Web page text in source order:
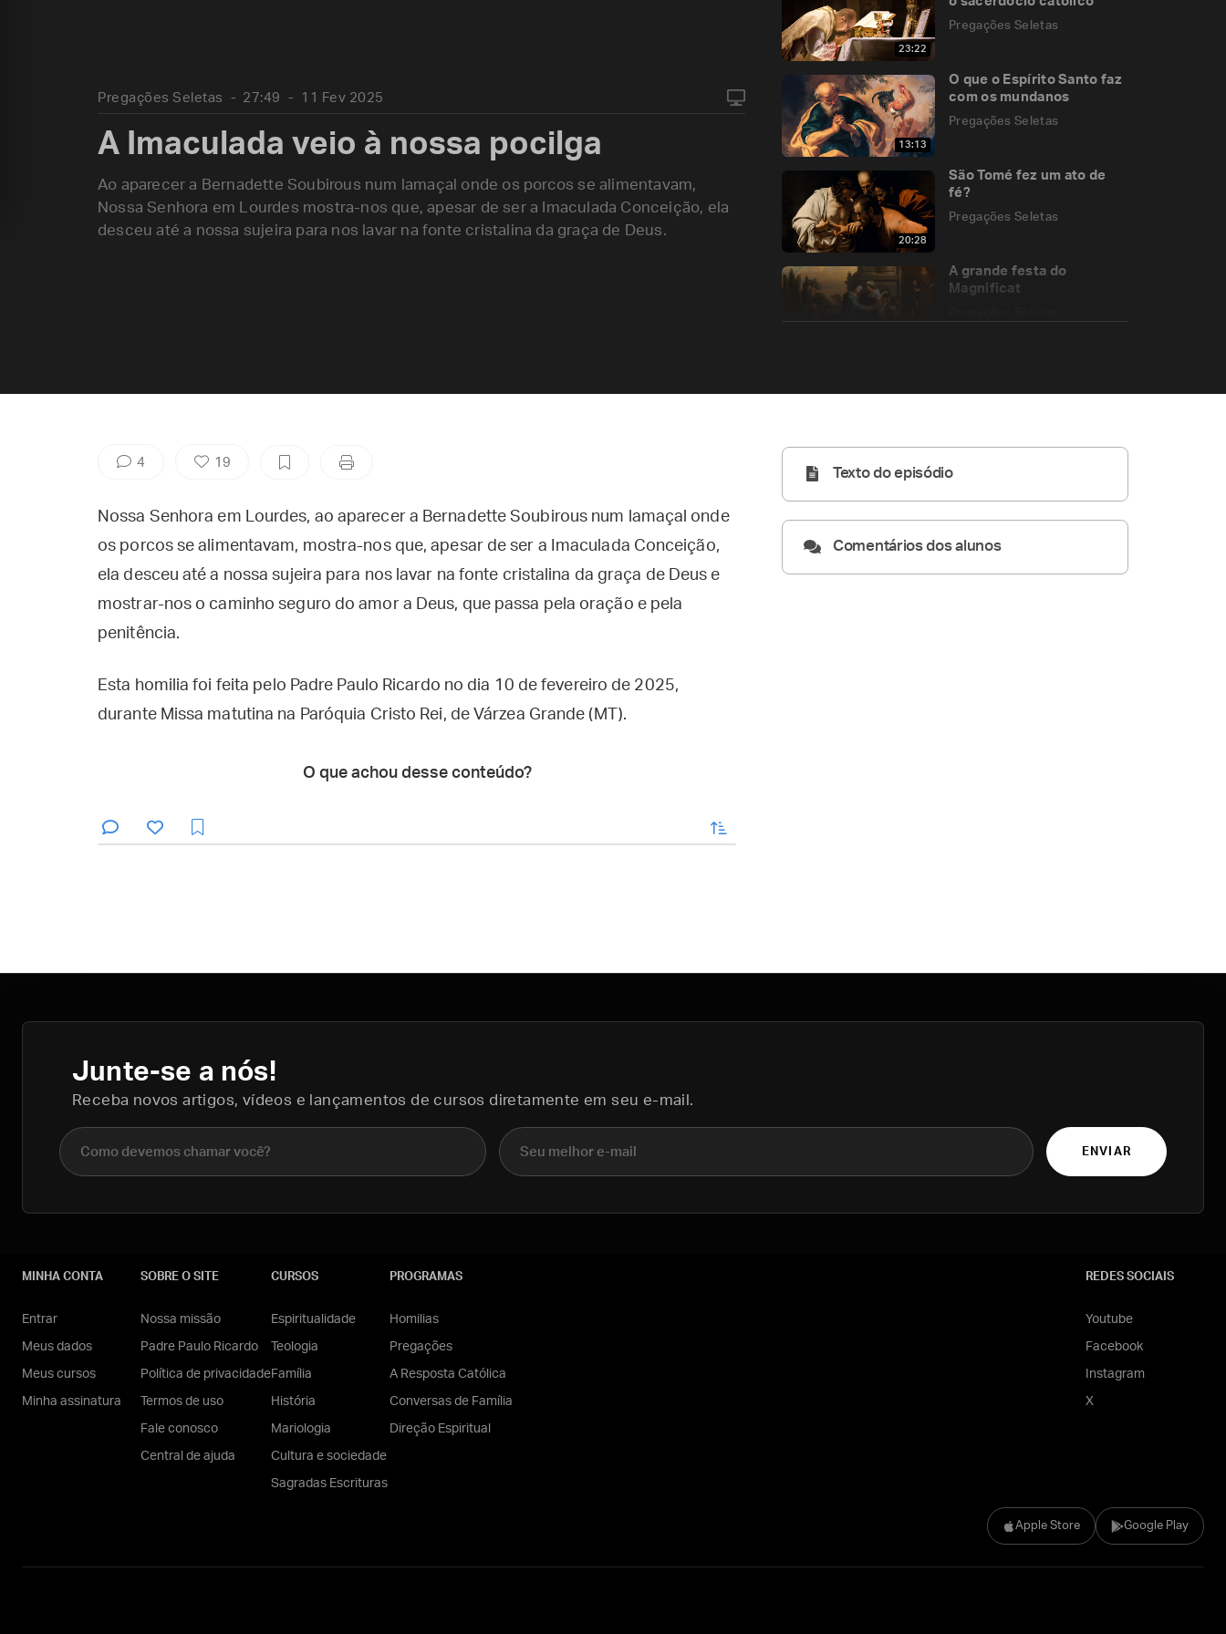
23:22
Pregações Seletas
13:13
O que o Espírito Santo faz
com os mundanos
Pregações Seletas
20:28
São Tomé fez um ato de
fé?
Pregações Seletas
A grande festa do
Magnificat
Pregações Seletas 27:49 11 Fev 2025
A Imaculada veio à nossa pocilga
Ao aparecer a Bernadette Soubirous num lamaçal onde os porcos se alimentavam,
Nossa Senhora em Lourdes mostra-nos que, apesar de ser a Imaculada Conceição, ela
desceu até a nossa sujeira para nos lavar na fonte cristalina da graça de Deus.
4 19
Nossa Senhora em Lourdes, ao aparecer a Bernadette Soubirous num lamaçal onde
os porcos se alimentavam, mostra-nos que, apesar de ser a Imaculada Conceição,
ela desceu até a nossa sujeira para nos lavar na fonte cristalina da graça de Deus e
mostrar-nos o caminho seguro do amor a Deus, que passa pela oração e pela
penitência.
Esta homilia foi feita pelo Padre Paulo Ricardo no dia 10 de fevereiro de 2025,
durante Missa matutina na Paróquia Cristo Rei, de Várzea Grande (MT).
O que achou desse conteúdo?
enviar
Texto do episódio
Comentários dos alunos
Junte-se a nós!
Receba novos artigos, vídeos e lançamentos de cursos diretamente em seu e-mail.
Nome completo E-mail
ENVIAR
Apple Store Google Play
MINHA CONTA
Entrar
Meus dados
Meus cursos
Minha assinatura
SOBRE O SITE
Nossa missão
Padre Paulo Ricardo
Política de privacidade
Termos de uso
Fale conosco
Central de ajuda
CURSOS
Espiritualidade
Teologia
Família
História
Mariologia
Cultura e sociedade
Sagradas Escrituras
PROGRAMAS
Homilias
Pregações
A Resposta Católica
Conversas de Família
Direção Espiritual
REDES SOCIAIS
Youtube
Facebook
Instagram
X